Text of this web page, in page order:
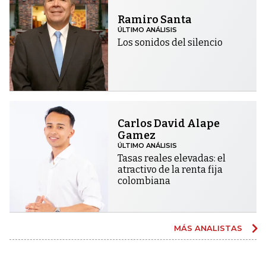
Ramiro Santa
ÚLTIMO ANÁLISIS
Los sonidos del silencio
Carlos David Alape
Gamez
ÚLTIMO ANÁLISIS
Tasas reales elevadas: el
atractivo de la renta fija
colombiana
MÁS ANALISTAS